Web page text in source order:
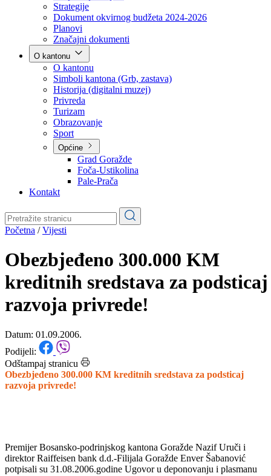
Poslovnik
Program rada Vlade
Ekspoze premijera
Strategije
Dokument okvirnog budžeta 2024-2026
Planovi
Značajni dokumenti
O kantonu
O kantonu
Simboli kantona (Grb, zastava)
Historija (digitalni muzej)
Privreda
Turizam
Obrazovanje
Općine
Pale-Prača
Kontakt
Početna/Vijesti
Obezbjeđeno 300.000 KM
kreditnih sredstava za podsticaj
razvoja privrede!
Datum: 01.09.2006.
Podijeli: